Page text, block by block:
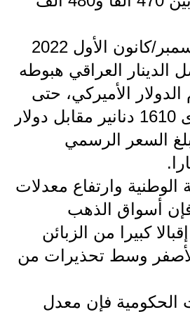
المرحلة المتوسطة
المرحلة الاعدادية
مرشحات
المرحلة الابتدائية
المرحلة المتوسطة
كتب مدرسية
المرحلة الابتدائية
المرحلة المتوسطة
المرحلة الاعدادية
ومنذ منتصف ديسمبر/كانون الأول 2022
الدينار العراقي هبوطه
الدولار الأميركي، حتى
وصل إلى مستوى 1610 دنانير مقابل دولار
السعر الرسمي
الوطنية وارتفاع معدلات
فإن أسواق الذهب
كبيرا من الزبائن
وسط تحذيرات من
الحكومية فإن معدل